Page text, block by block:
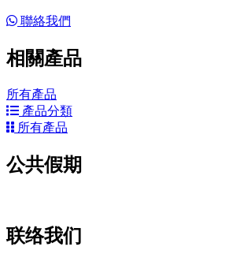
聯絡我們
相關產品
所有產品
產品分類
所有產品
公共假期
联络我们